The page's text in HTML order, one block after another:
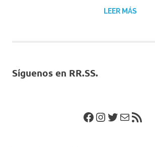
LEER MÁS
Síguenos en RR.SS.
Facebook
Instagram
Twitter
Correo
Feed RSS